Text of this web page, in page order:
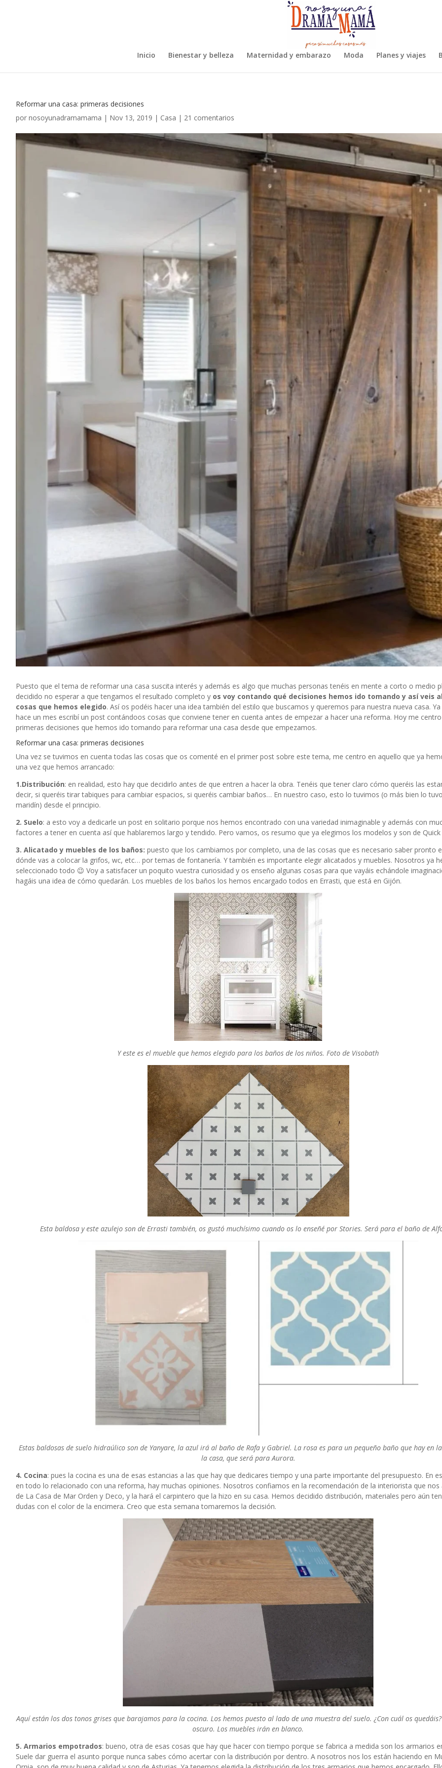
Inicio Bienestar y belleza Maternidad y embarazo Moda Planes y viajes
Reformar una casa: primeras decisiones
por nosoyunadramamama | Nov 13, 2019 | Casa | 21 comentarios
Puesto que el tema de reformar una casa suscita interés y además es algo que muchas personas tenéis en mente a corto o medio
decidido no esperar a que tengamos el resultado completo y os voy contando qué decisiones hemos ido tomando y así veis
cosas que hemos elegido. Así os podéis hacer una idea también del estilo que buscamos y queremos para nuestra nueva casa. Ya
hace un mes escribí un post contándoos cosas que conviene tener en cuenta antes de empezar a hacer una reforma. Hoy me
primeras decisiones que hemos ido tomando para reformar una casa desde que empezamos.
Reformar una casa: primeras decisiones
Una vez se tuvimos en cuenta todas las cosas que os comenté en el primer post sobre este tema, me centro en aquello que ya
una vez que hemos arrancado:
1.Distribución: en realidad, esto hay que decidirlo antes de que entren a hacer la obra. Tenéis que tener claro cómo queréis las
decir, si queréis tirar tabiques para cambiar espacios, si queréis cambiar baños… En nuestro caso, esto lo tuvimos (o más bien lo
maridín) desde el principio.
2. Suelo: a esto voy a dedicarle un post en solitario porque nos hemos encontrado con una variedad inimaginable y además con
factores a tener en cuenta así que hablaremos largo y tendido. Pero vamos, os resumo que ya elegimos los modelos y son de
3. Alicatado y muebles de los baños: puesto que los cambiamos por completo, una de las cosas que es necesario saber pronto
dónde vas a colocar la grifos, wc, etc… por temas de fontanería. Y también es importante elegir alicatados y muebles. Nosotros ya
seleccionado todo 😉 Voy a satisfacer un poquito vuestra curiosidad y os enseño algunas cosas para que vayáis echándole
hagáis una idea de cómo quedarán. Los muebles de los baños los hemos encargado todos en Errasti, que está en Gijón.
Y este es el mueble que hemos elegido para los baños de los niños. Foto de Visobath
Esta baldosa y este azulejo son de Errasti también, os gustó muchísimo cuando os lo enseñé por Stories. Será para el baño de
Estas baldosas de suelo hidraúlico son de Yanyare, la azul irá al baño de Rafa y Gabriel. La rosa es para un pequeño baño que hay en
la casa, que será para Aurora.
4. Cocina: pues la cocina es una de esas estancias a las que hay que dedicares tiempo y una parte importante del presupuesto. En
en todo lo relacionado con una reforma, hay muchas opiniones. Nosotros confiamos en la recomendación de la interiorista que nos
de La Casa de Mar Orden y Deco, y la hará el carpintero que la hizo en su casa. Hemos decidido distribución, materiales pero aún
dudas con el color de la encimera. Creo que esta semana tomaremos la decisión.
Aquí están los dos tonos grises que barajamos para la cocina. Los hemos puesto al lado de una muestra del suelo. ¿Con cuál os
oscuro. Los muebles irán en blanco.
5. Armarios empotrados: bueno, otra de esas cosas que hay que hacer con tiempo porque se fabrica a medida son los armarios
Suele dar guerra el asunto porque nunca sabes cómo acertar con la distribución por dentro. A nosotros nos los están haciendo en